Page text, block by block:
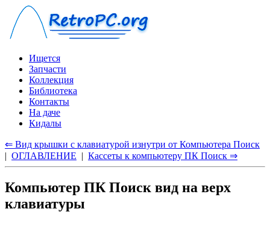
Ищется
Запчасти
Коллекция
Библиотека
Контакты
На даче
Кидалы
⇐ Вид крышки с клавиатурой изнутри от Компьютера Поиск
| ОГЛАВЛЕНИЕ | Кассеты к компьютеру ПК Поиск ⇒
Компьютер ПК Поиск вид на верх
клавиатуры